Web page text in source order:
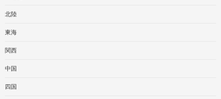
北陸
東海
関西
中国
四国